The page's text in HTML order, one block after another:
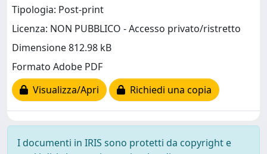
Tipologia: Post-print
Licenza: NON PUBBLICO - Accesso privato/ristretto
Dimensione 812.98 kB
Formato Adobe PDF
Visualizza/Apri
Richiedi una copia
I documenti in IRIS sono protetti da copyright e